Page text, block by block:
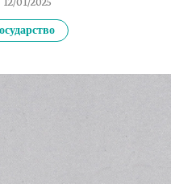
12/01/2025